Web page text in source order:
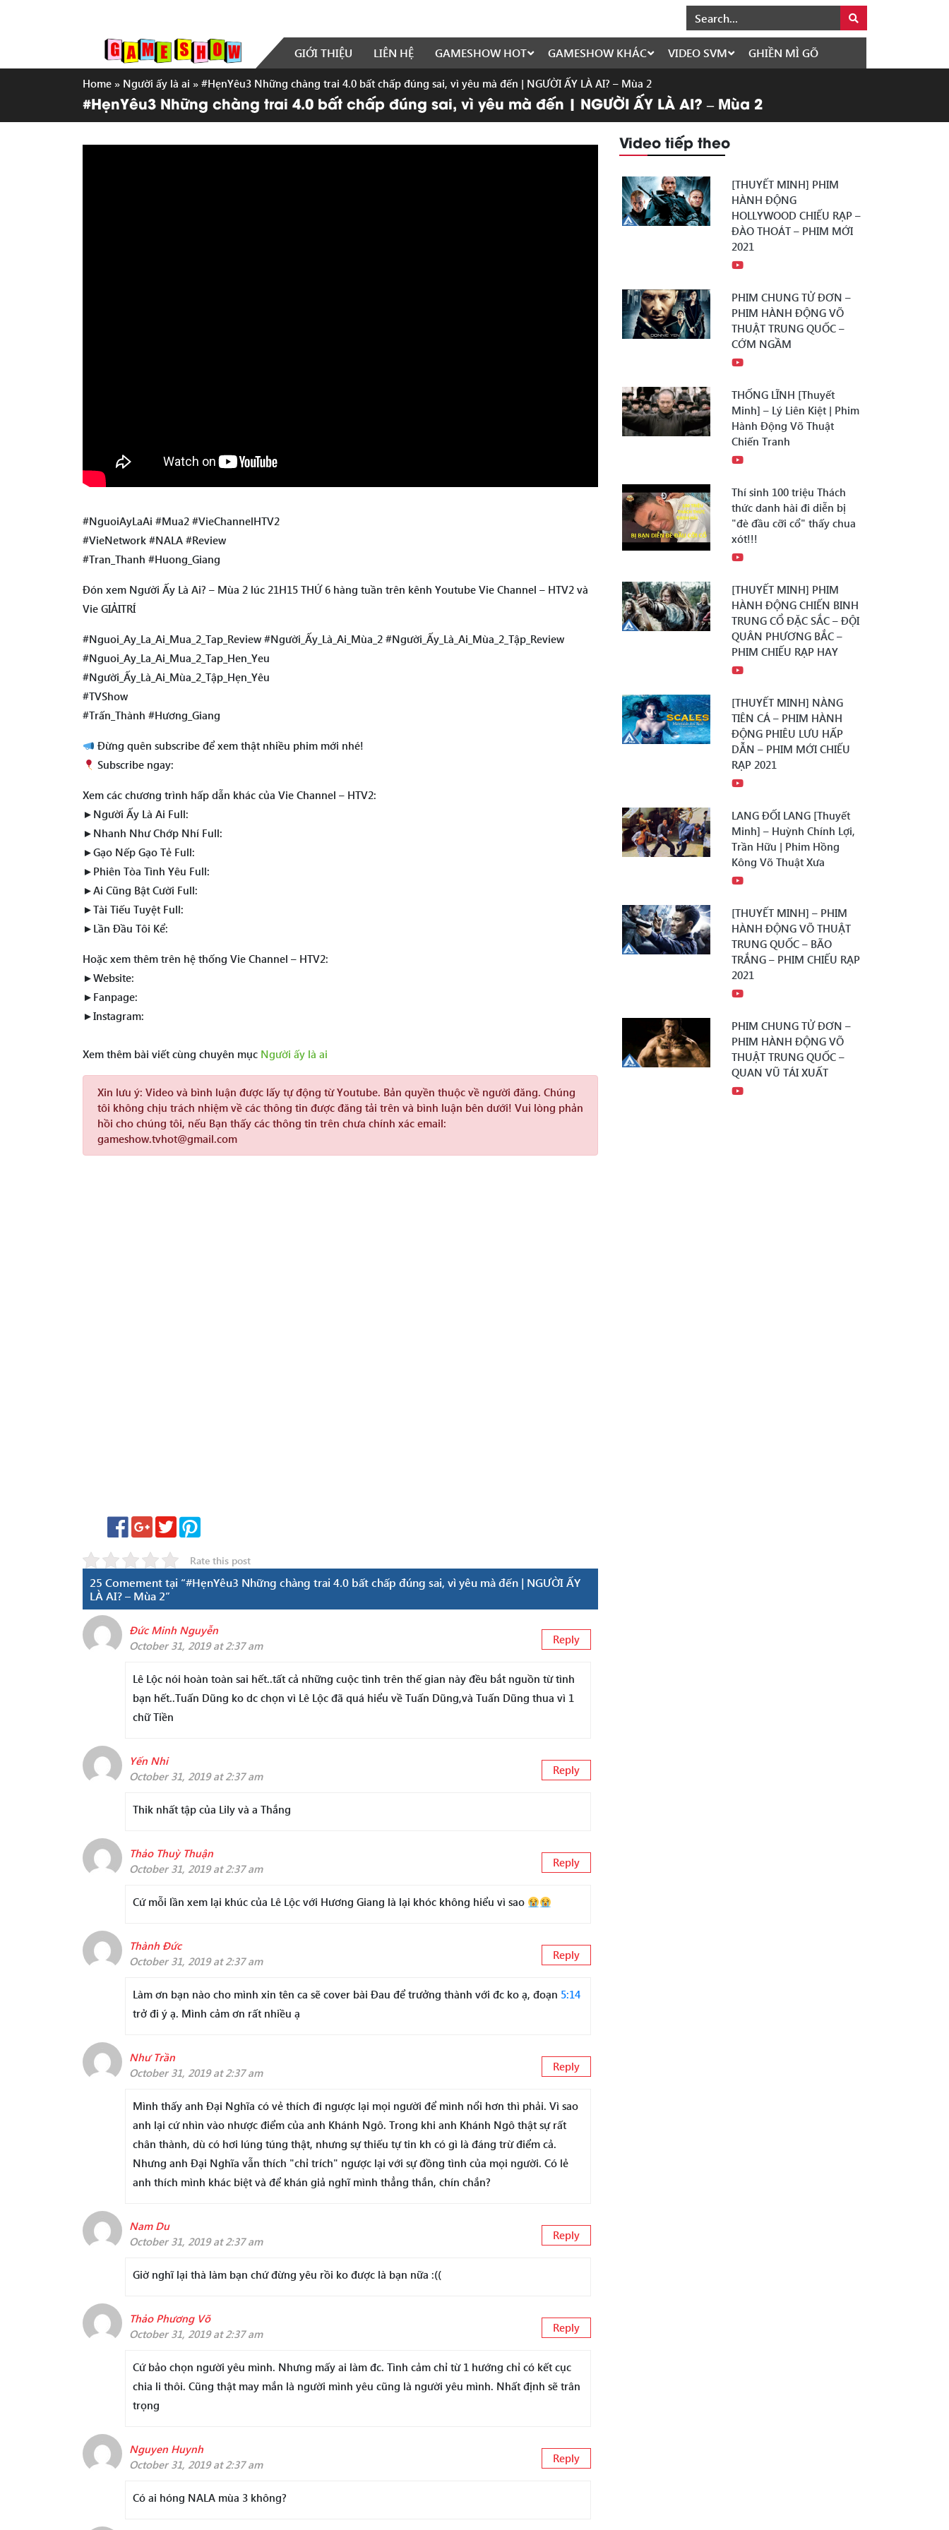
GIỚI THIỆU LIÊN HỆ GAMESHOW HOT GAMESHOW KHÁC VIDEO SVM GHIỀN MÌ GÕ
Home » Người ấy là ai » #HẹnYêu3 Những chàng trai 4.0 bất chấp đúng sai, vì yêu mà đến | NGƯỜI ẤY LÀ AI? – Mùa 2
#HẹnYêu3 Những chàng trai 4.0 bất chấp đúng sai, vì yêu mà đến | NGƯỜI ẤY LÀ AI? – Mùa 2
#NguoiAyLaAi #Mua2 #VieChannelHTV2
#VieNetwork #NALA #Review
#Tran_Thanh #Huong_Giang
Đón xem Người Ấy Là Ai? – Mùa 2 lúc 21H15 THỨ 6 hàng tuần trên kênh Youtube Vie Channel – HTV2 và
Vie GIẢITRÍ
#Nguoi_Ay_La_Ai_Mua_2_Tap_Review #Người_Ấy_Là_Ai_Mùa_2 #Người_Ấy_Là_Ai_Mùa_2_Tập_Review
#Nguoi_Ay_La_Ai_Mua_2_Tap_Hen_Yeu
#Người_Ấy_Là_Ai_Mùa_2_Tập_Hẹn_Yêu
#TVShow
#Trấn_Thành #Hương_Giang
Đừng quên subscribe để xem thật nhiều phim mới nhé!
Subscribe ngay:
Xem các chương trình hấp dẫn khác của Vie Channel – HTV2:
►Người Ấy Là Ai Full:
►Nhanh Như Chớp Nhí Full:
►Gạo Nếp Gạo Tẻ Full:
►Phiên Tòa Tình Yêu Full:
►Ai Cũng Bật Cười Full:
►Tài Tiếu Tuyệt Full:
►Lần Đầu Tôi Kể:
Hoặc xem thêm trên hệ thống Vie Channel – HTV2:
►Website:
►Fanpage:
►Instagram:
Xem thêm bài viết cùng chuyên mục Người ấy là ai
Xin lưu ý: Video và bình luận được lấy tự động từ Youtube. Bản quyền thuộc về người đăng. Chúng
tôi không chịu trách nhiệm về các thông tin được đăng tải trên và bình luận bên dưới! Vui lòng phản
hồi cho chúng tôi, nếu Bạn thấy các thông tin trên chưa chính xác email:
gameshow.tvhot@gmail.com
Rate this post
25 Comement tại “#HẹnYêu3 Những chàng trai 4.0 bất chấp đúng sai, vì yêu mà đến | NGƯỜI ẤY
LÀ AI? – Mùa 2”
Đức Minh Nguyễn
October 31, 2019 at 2:37 am
Reply
Lê Lộc nói hoàn toàn sai hết..tất cả những cuộc tình trên thế gian này đều bắt nguồn từ tình
bạn hết..Tuấn Dũng ko dc chọn vì Lê Lộc đã quá hiểu về Tuấn Dũng,và Tuấn Dũng thua vì 1
chữ Tiền
Yến Nhi
October 31, 2019 at 2:37 am
Reply
Thik nhất tập của Lily và a Thắng
Thảo Thuỳ Thuận
October 31, 2019 at 2:37 am
Reply
Cứ mỗi lần xem lại khúc của Lê Lộc với Hương Giang là lại khóc không hiểu vì sao
Thành Đức
October 31, 2019 at 2:37 am
Reply
Làm ơn bạn nào cho mình xin tên ca sẽ cover bài Đau để trưởng thành với đc ko ạ, đoạn 5:14
trở đi ý ạ. Mình cảm ơn rất nhiều ạ
Như Trần
October 31, 2019 at 2:37 am
Reply
Mình thấy anh Đại Nghĩa có vẻ thích đi ngược lại mọi người để mình nổi hơn thì phải. Vì sao
anh lại cứ nhìn vào nhược điểm của anh Khánh Ngô. Trong khi anh Khánh Ngô thật sự rất
chân thành, dù có hơi lúng túng thật, nhưng sự thiếu tự tin kh có gì là đáng trừ điểm cả.
Nhưng anh Đại Nghĩa vẫn thích "chỉ trích" ngược lại với sự đồng tình của mọi người. Có lẻ
anh thích mình khác biệt và để khán giả nghĩ mình thẳng thắn, chín chắn?
Nam Du
October 31, 2019 at 2:37 am
Reply
Giờ nghĩ lại thà làm bạn chứ đừng yêu rồi ko được là bạn nữa :((
Thảo Phương Võ
October 31, 2019 at 2:37 am
Reply
Cứ bảo chọn người yêu mình. Nhưng mấy ai làm đc. Tình cảm chỉ từ 1 hướng chỉ có kết cục
chia li thôi. Cũng thật may mắn là người mình yêu cũng là người yêu mình. Nhất định sẽ trân
trọng
Nguyen Huynh
October 31, 2019 at 2:37 am
Reply
Có ai hóng NALA mùa 3 không?
Video tiếp theo
[THUYẾT MINH] PHIM
HÀNH ĐỘNG
HOLLYWOOD CHIẾU RẠP –
ĐÀO THOÁT – PHIM MỚI
2021
PHIM CHUNG TỬ ĐƠN –
PHIM HÀNH ĐỘNG VÕ
THUẬT TRUNG QUỐC –
CỚM NGẦM
THỐNG LĨNH [Thuyết
Minh] – Lý Liên Kiệt | Phim
Hành Động Võ Thuật
Chiến Tranh
Thí sinh 100 triệu Thách
thức danh hài đi diễn bị
"đè đầu cỡi cổ" thấy chua
xót!!!
[THUYẾT MINH] PHIM
HÀNH ĐỘNG CHIẾN BINH
TRUNG CỔ ĐẶC SẮC – ĐỘI
QUÂN PHƯƠNG BẮC –
PHIM CHIẾU RẠP HAY
[THUYẾT MINH] NÀNG
TIÊN CÁ – PHIM HÀNH
ĐỘNG PHIÊU LƯU HẤP
DẪN – PHIM MỚI CHIẾU
RẠP 2021
LANG ĐỐI LANG [Thuyết
Minh] – Huỳnh Chính Lợi,
Trần Hữu | Phim Hồng
Kông Võ Thuật Xưa
[THUYẾT MINH] – PHIM
HÀNH ĐỘNG VÕ THUẬT
TRUNG QUỐC – BÃO
TRẮNG – PHIM CHIẾU RẠP
2021
PHIM CHUNG TỬ ĐƠN –
PHIM HÀNH ĐỘNG VÕ
THUẬT TRUNG QUỐC –
QUAN VŨ TÁI XUẤT